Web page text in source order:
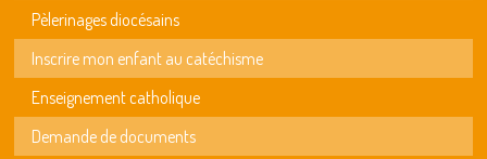
Pèlerinages diocésains
Inscrire mon enfant au catéchisme
Enseignement catholique
Demande de documents